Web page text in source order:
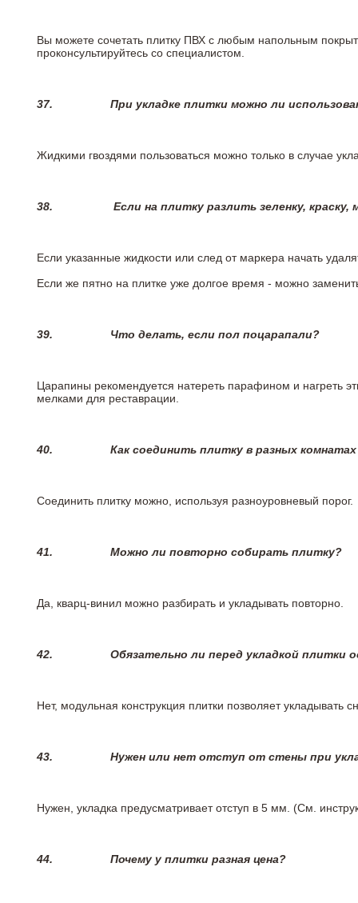
Вы можете сочетать плитку ПВХ с любым напольным
проконсультируйтесь со специалистом.
37. При укладке плитки можно ли
Жидкими гвоздями пользоваться можно только в случае
38. Если на плитку разлить зеленку,
Если указанные жидкости или след от маркера начать
Если же пятно на плитке уже долгое время - можно
39. Что делать, если пол поцарапали?
Царапины рекомендуется натереть парафином и нагреть
мелками для реставрации.
40. Как соединить плитку в разных
Соединить плитку можно, используя разноуровневый порог.
41. Можно ли повторно собирать плитку?
Да, кварц-винил можно разбирать и укладывать повторно.
42. Обязательно ли перед укладкой плитки
Нет, модульная конструкция плитки позволяет
43. Нужен или нет отступ от стены при
Нужен, укладка предусматривает отступ в 5 мм. (См.
44. Почему у плитки разная цена?